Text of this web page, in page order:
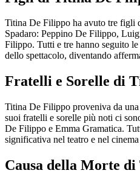
Titina De Filippo ha avuto tre figli
Spadaro: Peppino De Filippo,
Filippo. Tutti e tre hanno seguito
dello spettacolo, diventando
Fratelli e Sorelle di
Titina De Filippo proveniva da
suoi fratelli e sorelle più noti ci
De Filippo e Emma Gramatica.
significativa nel teatro e nel
Causa della Morte